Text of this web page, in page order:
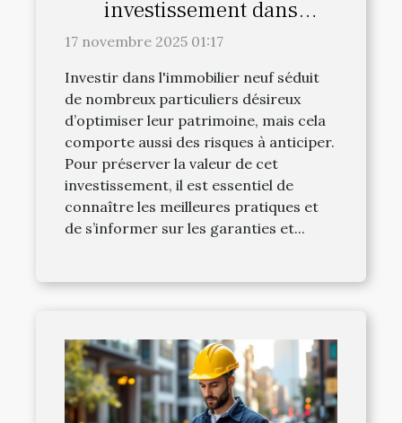
investissement dans
l'immobilier neuf ?
17 novembre 2025 01:17
Investir dans l'immobilier neuf séduit
de nombreux particuliers désireux
d’optimiser leur patrimoine, mais cela
comporte aussi des risques à anticiper.
Pour préserver la valeur de cet
investissement, il est essentiel de
connaître les meilleures pratiques et
de s’informer sur les garanties et...